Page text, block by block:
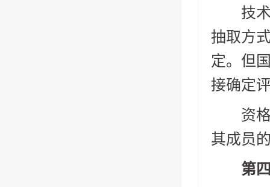
技术
抽取方
定。但
接确定
资格
其成员
第四